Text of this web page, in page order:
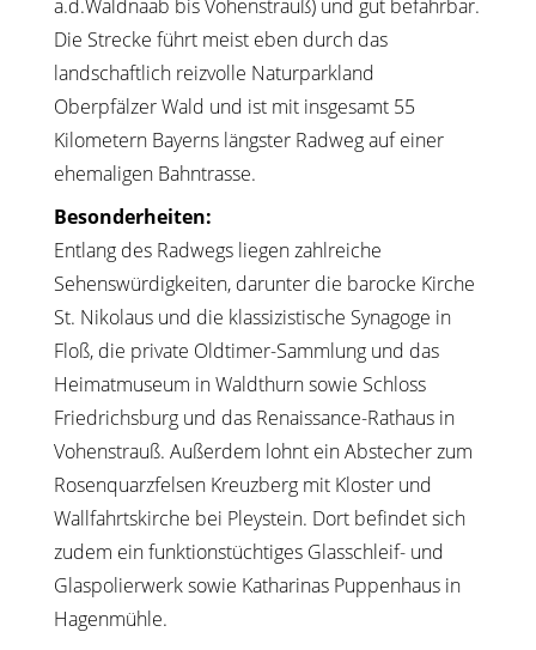
a.d.Waldnaab bis Vohenstrauß) und gut befahrbar.
Die Strecke führt meist eben durch das
landschaftlich reizvolle Naturparkland
Oberpfälzer Wald und ist mit insgesamt 55
Kilometern Bayerns längster Radweg auf einer
ehemaligen Bahntrasse.
Besonderheiten:
Entlang des Radwegs liegen zahlreiche
Sehenswürdigkeiten, darunter die barocke Kirche
St. Nikolaus und die klassizistische Synagoge in
Floß, die private Oldtimer-Sammlung und das
Heimatmuseum in Waldthurn sowie Schloss
Friedrichsburg und das Renaissance-Rathaus in
Vohenstrauß. Außerdem lohnt ein Abstecher zum
Rosenquarzfelsen Kreuzberg mit Kloster und
Wallfahrtskirche bei Pleystein. Dort befindet sich
zudem ein funktionstüchtiges Glasschleif- und
Glaspolierwerk sowie Katharinas Puppenhaus in
Hagenmühle.